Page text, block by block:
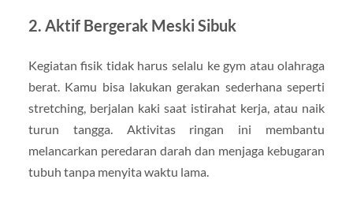
2. Aktif Bergerak Meski Sibuk
Kegiatan fisik tidak harus selalu ke gym atau olahraga
berat. Kamu bisa lakukan gerakan sederhana seperti
stretching, berjalan kaki saat istirahat kerja, atau naik
turun tangga. Aktivitas ringan ini membantu
melancarkan peredaran darah dan menjaga kebugaran
tubuh tanpa menyita waktu lama.